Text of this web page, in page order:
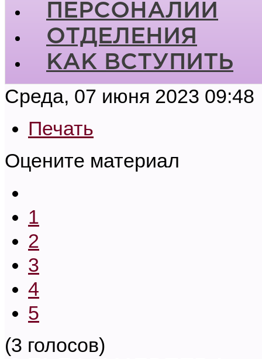
ПЕРСОНАЛИИ
ОТДЕЛЕНИЯ
КАК ВСТУПИТЬ
Среда, 07 июня 2023 09:48
Печать
Оцените материал
1
2
3
4
5
(3 голосов)